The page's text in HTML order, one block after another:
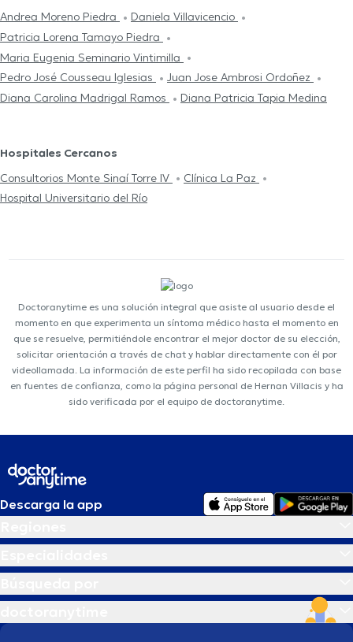
Andrea Moreno Piedra
Daniela Villavicencio
Patricia Lorena Tamayo Piedra
Maria Eugenia Seminario Vintimilla
Pedro José Cousseau Iglesias
Juan Jose Ambrosi Ordoñez
Diana Carolina Madrigal Ramos
Diana Patricia Tapia Medina
Hospitales Cercanos
Consultorios Monte Sinaí Torre IV
Clínica La Paz
Hospital Universitario del Río
Doctoranytime es una solución integral que asiste al usuario desde el
momento en que experimenta un síntoma médico hasta el momento en
que se resuelve, permitiéndole encontrar el mejor doctor de su elección,
solicitar orientación a través de chat y hablar directamente con él por
videollamada. La información de este perfil ha sido recopilada con base
en fuentes de confianza, como la página personal de Hernan Villacis y ha
sido verificada por el equipo de doctoranytime.
Descarga la app